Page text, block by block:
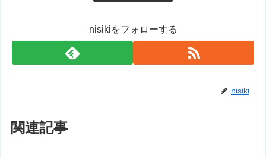
nisikiをフォローする
nisiki
関連記事